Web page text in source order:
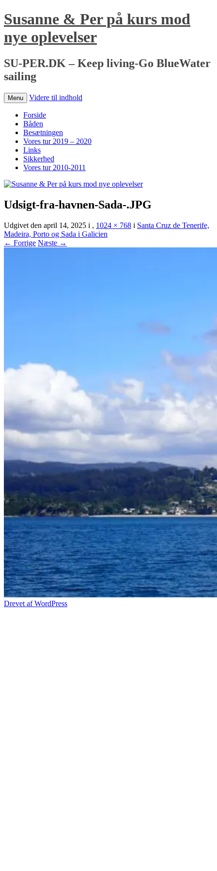
Susanne & Per på kurs mod
nye oplevelser
SU-PER.DK – Keep living-Go BlueWater
sailing
Menu Videre til indhold
Forside
Båden
Besætningen
Vores tur 2019 – 2020
Links
Sikkerhed
Vores tur 2010-2011
Udsigt-fra-havnen-Sada-.JPG
Udgivet den april 14, 2025 i , 1024 × 768 i Santa Cruz de Tenerife,
Madeira, Porto og Sada i Galicien
← Forrige Næste →
Drevet af WordPress